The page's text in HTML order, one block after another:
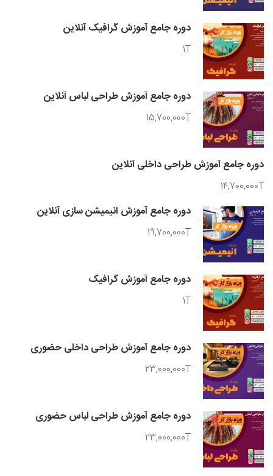
دوره جامع آموزش گرافیک آنلاین
1T
دوره جامع آموزش طراحی لباس آنلاین
15,700,000T
دوره جامع آموزش طراحی داخلی آنلاین
14,700,000T
دوره جامع آموزش انیمیشن سازی آنلاین
19,700,000T
دوره جامع آموزش گرافیک
1T
دوره جامع آموزش طراحی داخلی حضوری
23,000,000T
دوره جامع آموزش طراحی لباس حضوری
23,000,000T